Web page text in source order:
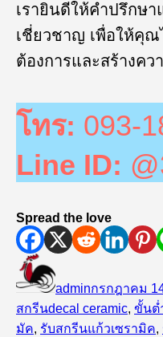
เรายินดีให้คำปรึกษ
เชี่ยวชาญ เพื่อให้คุ
ต้องการและสร้างค
โทร: 093-
Line ID:
Spread the love
เขียน
adminเมื่อ
กรกฎาคม
สกรีนป้าย
กำกับ
decal ceramic, ขั้นต่
มัค, รับสกรีนแก้วเซรามิค,